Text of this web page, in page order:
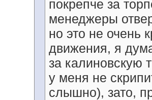
покрепче за
менеджеры
но это не очень
движения, я
за калиновскую
у меня не
слышно), зато,